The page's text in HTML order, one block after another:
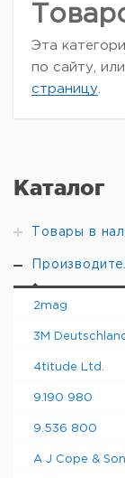
Каталог
Товары в
2mag
3M
4titude Ltd.
9.190 980
9.536 800
A J Cope &
Эта
по сайту,
страницу